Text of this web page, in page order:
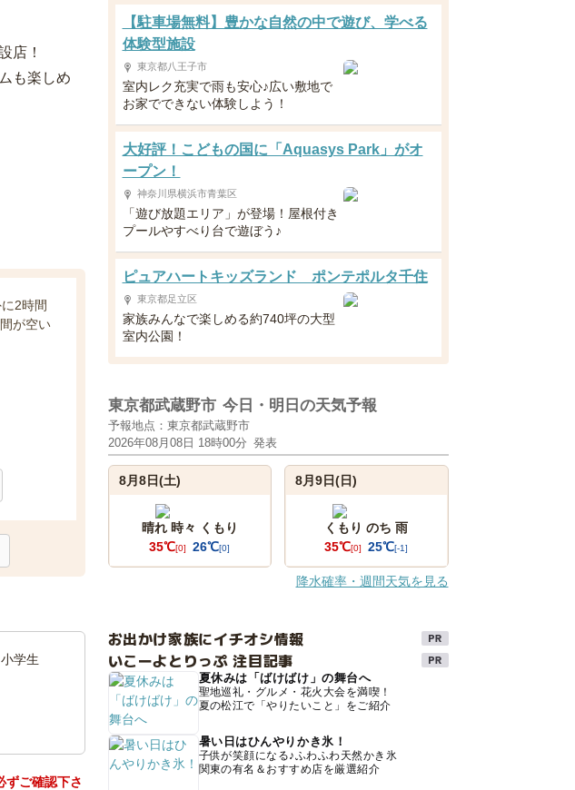
店！
も楽しめ
小学生
ずご確認下さ
【駐車場無料】豊かな自然の中で遊び、学べる
体験型施設
東京都八王子市
室内レク充実で雨も安心♪広い敷地で
お家でできない体験しよう！
大好評！こどもの国に「Aquasys Park」がオ
ープン！
神奈川県横浜市青葉区
「遊び放題エリア」が登場！屋根付き
プールやすべり台で遊ぼう♪
ピュアハートキッズランド ポンテポルタ千住
東京都足立区
家族みんなで楽しめる約740坪の大型
室内公園！
東京都武蔵野市 今日・明日の天気予報
予報地点：東京都武蔵野市
2026年08月08日 18時00分 発表
8月8日(土)
晴れ 時々 くもり
35℃[0] 26℃[0]
8月9日(日)
くもり のち 雨
35℃[0] 25℃[-1]
降水確率・週間天気を見る
お出かけ家族にイチオシ情報
いこーよとりっぷ 注目記事
夏休みは「ばけばけ」の舞台へ
聖地巡礼・グルメ・花火大会を満喫！
夏の松江で「やりたいこと」をご紹介
暑い日はひんやりかき氷！
子供が笑顔になる♪ふわふわ天然かき氷
関東の有名＆おすすめ店を厳選紹介